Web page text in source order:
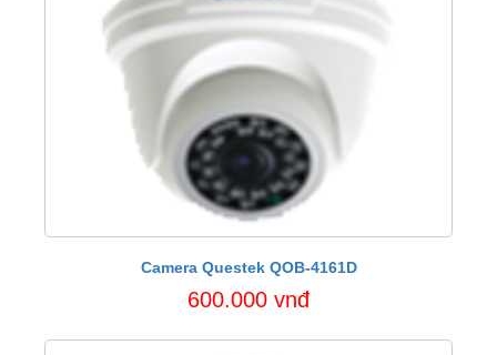
Camera Questek QOB-4161D
600.000 vnđ